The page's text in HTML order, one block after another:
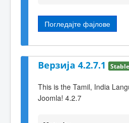
Погледајте фајлове
Верзија 4.2.7.1 Stable
This is the Tamil, India
Joomla! 4.2.7